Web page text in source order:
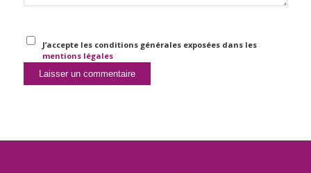
J’accepte les conditions générales exposées dans les
mentions légales